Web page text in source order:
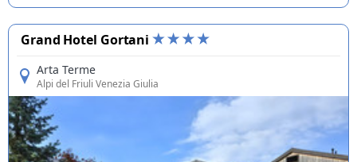
Grand Hotel Gortani
Arta Terme
Alpi del Friuli Venezia Giulia